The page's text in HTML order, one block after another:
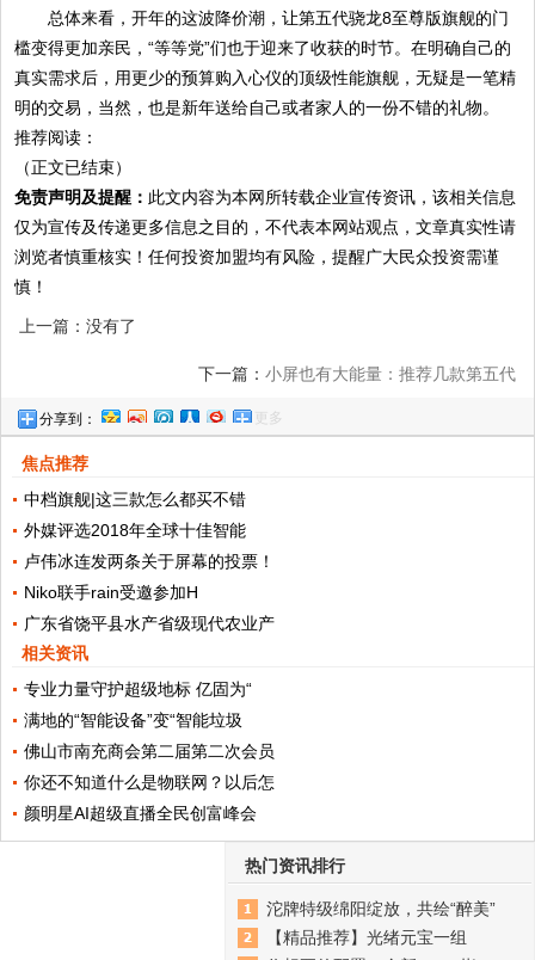
总体来看，开年的这波降价潮，让第五代骁龙8至尊版旗舰的门
槛变得更加亲民，“等等党”们也于迎来了收获的时节。在明确自己的
真实需求后，用更少的预算购入心仪的顶级性能旗舰，无疑是一笔精
明的交易，当然，也是新年送给自己或者家人的一份不错的礼物。
推荐阅读：
（正文已结束）
免责声明及提醒： 此文内容为本网所转载企业宣传资讯，该相关信息
仅为宣传及传递更多信息之目的，不代表本网站观点，文章真实性请
浏览者慎重核实！任何投资加盟均有风险，提醒广大民众投资需谨
慎！
上一篇：没有了
下一篇： 小屏也有大能量：推荐几款第五代
分享到： 更多
焦点推荐
中档旗舰|这三款怎么都买不错
外媒评选2018年全球十佳智能
卢伟冰连发两条关于屏幕的投票！
Niko联手rain受邀参加H
广东省饶平县水产省级现代农业产
相关资讯
专业力量守护超级地标 亿固为“
满地的“智能设备”变“智能垃圾
佛山市南充商会第二届第二次会员
你还不知道什么是物联网？以后怎
颜明星AI超级直播全民创富峰会
热门资讯排行
沱牌特级绵阳绽放，共绘“醉美”
【精品推荐】光绪元宝一组